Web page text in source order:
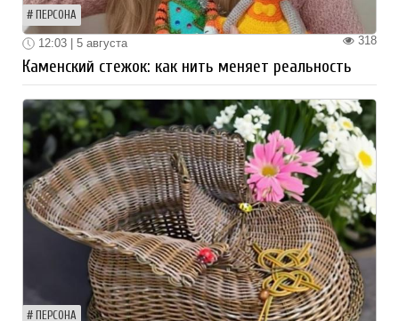
ПЕРСОНА
318
12:03 | 5 августа
Каменский стежок: как нить меняет реальность
ПЕРСОНА